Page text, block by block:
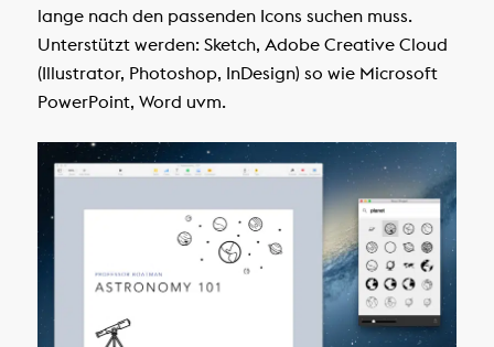
lange nach den passenden Icons suchen muss.
Unterstützt werden: Sketch, Adobe Creative Cloud
(Illustrator, Photoshop, InDesign) so wie Microsoft
PowerPoint, Word uvm.